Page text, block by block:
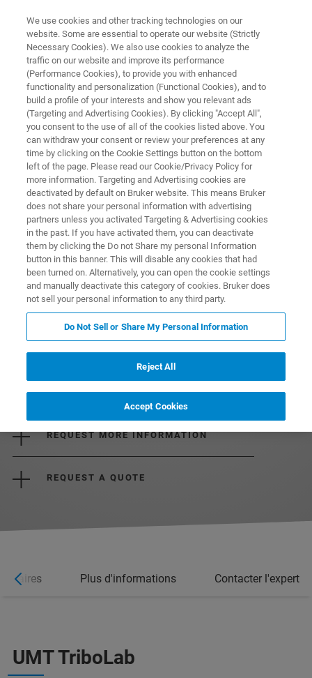
ESSAIS TRIBOLOGIQUES ET MÉCANIQUES
UMT TriboLab
Le système de tribologie le plus polyvalent
jamais conçu
DOWNLOAD THE BROCHURE
REQUEST MORE INFORMATION
REQUEST A QUOTE
Plus d'informations Contacter l'expert
UMT TriboLab
We use cookies and other tracking technologies on our
website. Some are essential to operate our website (Strictly
Necessary Cookies). We also use cookies to analyze the
traffic on our website and improve its performance
(Performance Cookies), to provide you with enhanced
functionality and personalization (Functional Cookies), and to
build a profile of your interests and show you relevant ads
(Targeting and Advertising Cookies). By clicking "Accept All",
you consent to the use of all of the cookies listed above. You
can withdraw your consent or review your preferences at any
time by clicking on the Cookie Settings button on the bottom
left of the page. Please read our Cookie/Privacy Policy for
more information. Targeting and Advertising cookies are
deactivated by default on Bruker website. This means Bruker
does not share your personal information with advertising
partners unless you activated Targeting & Advertising cookies
in the past. If you have activated them, you can deactivate
them by clicking the Do not Share my personal Information
button in this banner. This will disable any cookies that had
been turned on. Alternatively, you can open the cookie settings
and manually deactivate this category of cookies. Bruker does
not sell your personal information to any third party.
Do Not Sell or Share My Personal Information
Reject All
Accept Cookies